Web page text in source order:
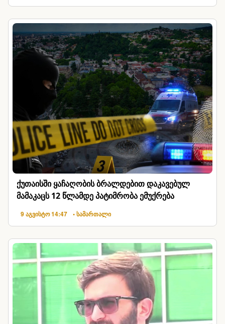
ქუთაისში ყაჩაღობის ბრალდებით დაკავებულ
მამაკაცს 12 წლამდე პატიმრობა ემუქრება
9 აგვისტო 14:47 • სამართალი